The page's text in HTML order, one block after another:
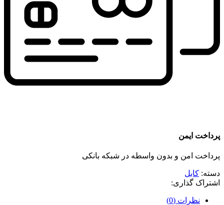
پرداخت ایمن
پرداخت امن و بدون واسطه در شبکه بانکی
دسته: کابل
اشتراک گذاری:
نظرات (0)